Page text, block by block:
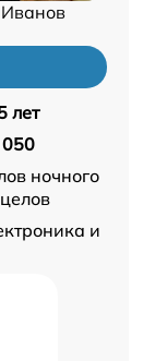
лет
050
ночного
и